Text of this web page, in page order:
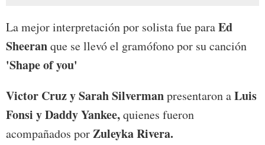
La mejor interpretación por solista fue paraEd
Sheeranque se llevó el gramófono por su canción
'Shape of you'
Victor Cruz y Sarah Silvermanpresentaron aLuis
Fonsi y Daddy Yankee,quienes fueron
acompañados porZuleyka Rivera.